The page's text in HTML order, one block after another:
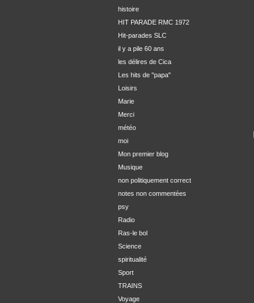
histoire
HIT PARADE RMC 1972
Hit-parades SLC
il y a pile 60 ans
les délires de Cica
Les hits de "papa"
Loisirs
Marie
Merci
météo
moi
Mon premier blog
Musique
non politiquement correct
notes non commentées
psy
Radio
Ras-le bol
Science
spiritualité
Sport
TRAINS
Voyage